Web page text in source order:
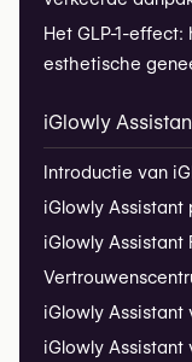
Het GLP-1-
esthetische
iGlowly
Introductie van
iGlowly Assistant
iGlowly Assistant
iGlowly Assistant
iGlowly Assistant